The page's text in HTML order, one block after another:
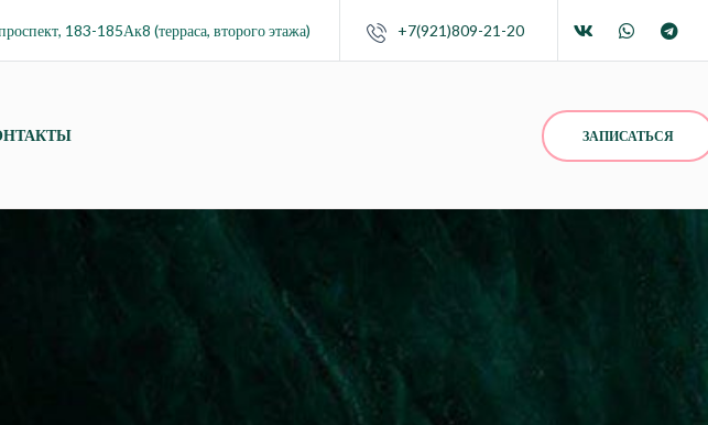
183-185Ак8 (терраса, второго этажа) +7(921)809-21-20
ЗАПИСАТЬСЯ